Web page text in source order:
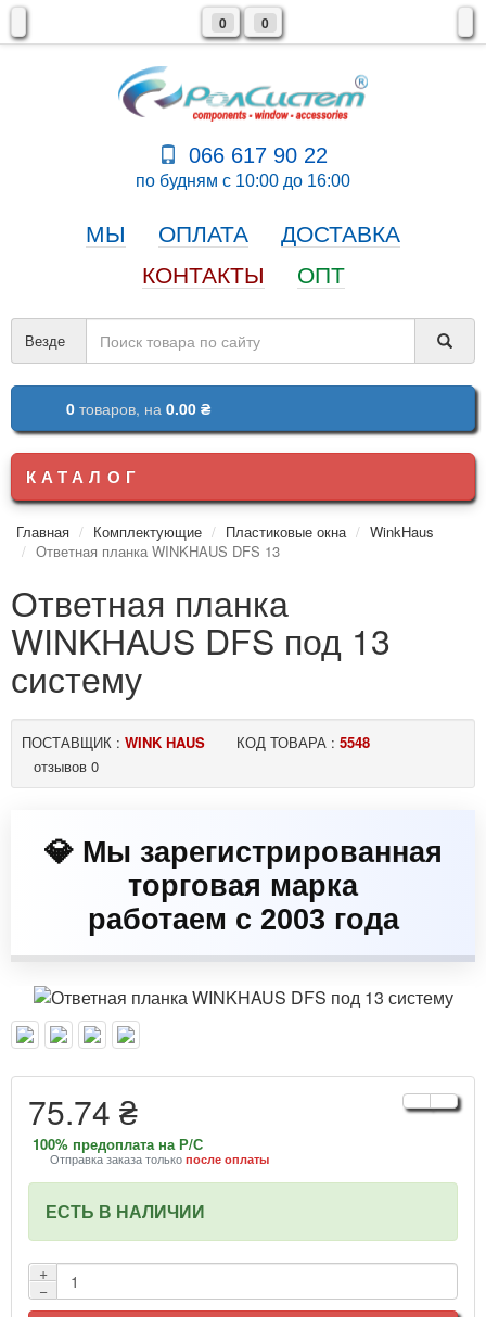
0 0
066 617 90 22
по будням с 10:00 до 16:00
МЫ ОПЛАТА
ДОСТАВКА
КОНТАКТЫ
ОПТ
Везде
0 товаров, на 0.00 ₴
КАТАЛОГ
Главная Комплектующие Пластиковые окна
WinkHaus
Ответная планка WINKHAUS DFS 13
Ответная планка
WINKHAUS DFS под 13
систему
ПОСТАВЩИК : WINK HAUS КОД ТОВАРА : 5548
отзывов 0
💎 Мы зарегистрированная
торговая марка
работаем с 2003 года
75.74 ₴
100% предоплата на Р/С
Отправка заказа только после оплаты
ЕСТЬ В НАЛИЧИИ
+
−